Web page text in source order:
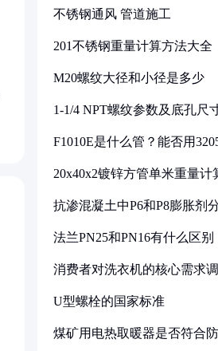
不锈钢通风 管道施工
201不锈钢重量计算方法大全
M20螺纹大径和小径是多少
1-1/4 NPT螺纹参数及底孔尺
F1010E是什么管？能否用
20x40x2镀锌方管单米重量计
抗渗混凝土中P6和P8膨胀剂
法兰PN25和PN16有什么区别
消费者对洗衣机的核心需求
U型螺栓的国家标准
煤矿用电热取暖器是否符合